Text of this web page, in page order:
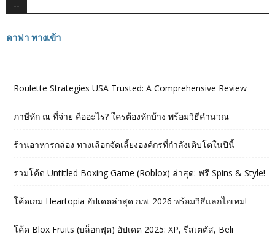
--
ดาฟา ทางเข้า
Roulette Strategies USA Trusted: A Comprehensive Review
ภาษีหัก ณ ที่จ่าย คืออะไร? ใครต้องหักบ้าง พร้อมวิธีคำนวณ
ร้านอาหารกล่อง ทางเลือกจัดเลี้ยงองค์กรที่กำลังเติบโตในปีนี้
รวมโค้ด Untitled Boxing Game (Roblox) ล่าสุด: ฟรี Spins & Style!
โค้ดเกม Heartopia อัปเดตล่าสุด ก.พ. 2026 พร้อมวิธีแลกไอเทม!
โค้ด Blox Fruits (บล็อกฟุต) อัปเดต 2025: XP, รีสเตตัส, Beli